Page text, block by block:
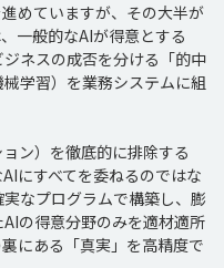
めていますが、その大半が
一般的なAIが得意とする
ジネスの成否を分ける「的中
学習）を業務システムに組
ン）を徹底的に排除する
にすべてを委ねるのではな
なプログラムで構築し、膨
の得意分野のみを適材適所
にある「真実」を高精度で